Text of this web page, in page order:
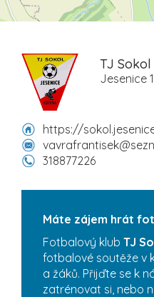
TJ
Jesenice
https://
318877226
Máte zájem hrát
Fotbalový klub TJ
fotbalové soutěže v
a žáků. Přijďte se k
zatrénovat si, nebo